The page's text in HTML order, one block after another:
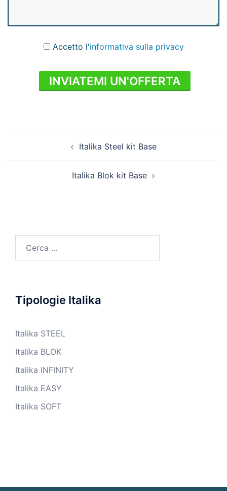
Accetto l'informativa sulla privacy
INVIATEMI UN'OFFERTA
Italika Steel kit Base
Italika Blok kit Base
Tipologie Italika
Italika STEEL
Italika BLOK
Italika INFINITY
Italika EASY
Italika SOFT